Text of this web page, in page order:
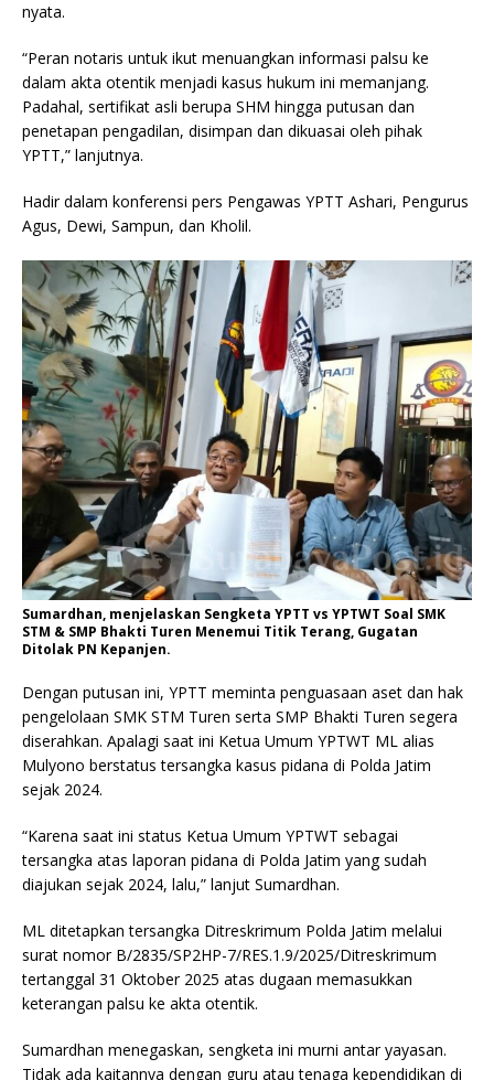
nyata.
“Peran notaris untuk ikut menuangkan informasi palsu ke
dalam akta otentik menjadi kasus hukum ini memanjang.
Padahal, sertifikat asli berupa SHM hingga putusan dan
penetapan pengadilan, disimpan dan dikuasai oleh pihak
YPTT,” lanjutnya.
Hadir dalam konferensi pers Pengawas YPTT Ashari, Pengurus
Agus, Dewi, Sampun, dan Kholil.
Sumardhan, menjelaskan Sengketa YPTT vs YPTWT Soal SMK
STM & SMP Bhakti Turen Menemui Titik Terang, Gugatan
Ditolak PN Kepanjen.
Dengan putusan ini, YPTT meminta penguasaan aset dan hak
pengelolaan SMK STM Turen serta SMP Bhakti Turen segera
diserahkan. Apalagi saat ini Ketua Umum YPTWT ML alias
Mulyono berstatus tersangka kasus pidana di Polda Jatim
sejak 2024.
“Karena saat ini status Ketua Umum YPTWT sebagai
tersangka atas laporan pidana di Polda Jatim yang sudah
diajukan sejak 2024, lalu,” lanjut Sumardhan.
ML ditetapkan tersangka Ditreskrimum Polda Jatim melalui
surat nomor B/2835/SP2HP-7/RES.1.9/2025/Ditreskrimum
tertanggal 31 Oktober 2025 atas dugaan memasukkan
keterangan palsu ke akta otentik.
Sumardhan menegaskan, sengketa ini murni antar yayasan.
Tidak ada kaitannya dengan guru atau tenaga kependidikan di